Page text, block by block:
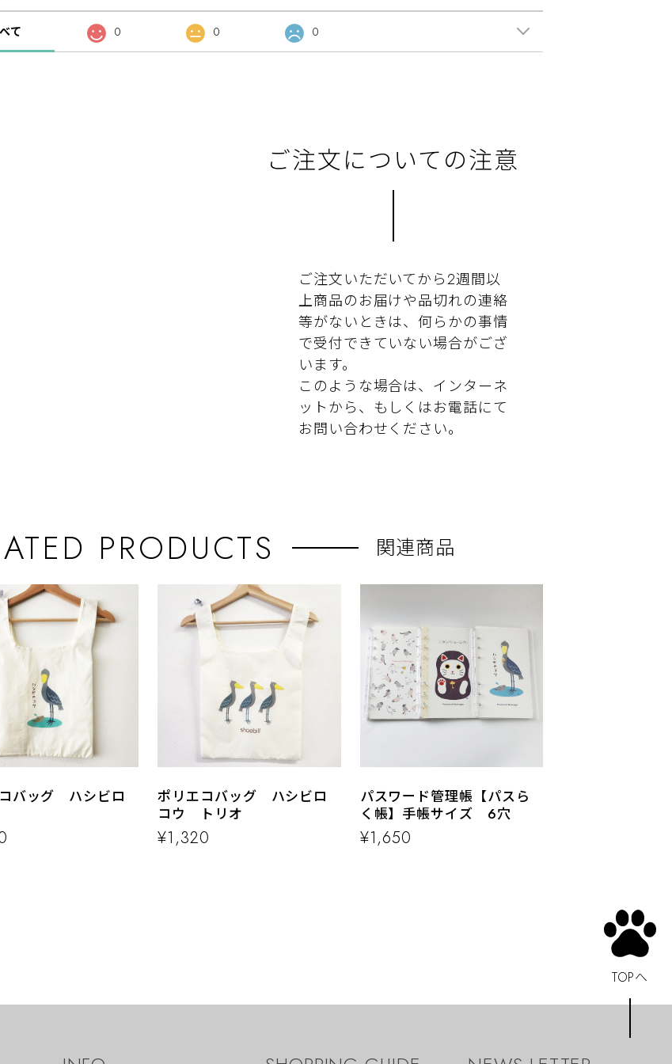
て 0 0 0
ご注文についての注意
ご注文いただいてから2週間以
上商品のお届けや品切れの連絡
等がないときは、何らかの事情
で受付できていない場合がござ
います。
このような場合は、インターネ
ットから、もしくはお電話にて
お問い合わせください。
PRODUCTS 関連商品
バッグ ハシビロ
ポリエコバッグ ハシビロ
コウ トリオ
¥1,320
パスワード管理帳【パスら
く帳】手帳サイズ 6穴
¥1,650
TOPへ